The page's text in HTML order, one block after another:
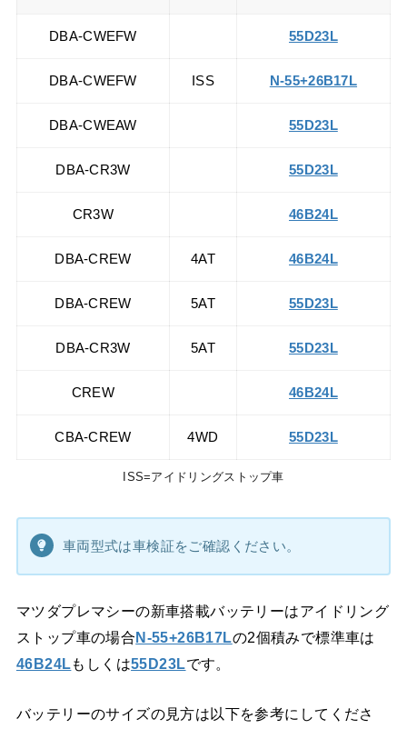
DBA-CWEFW 55D23L
DBA-CWEFW ISS N-55+26B17L
DBA-CWEAW 55D23L
DBA-CR3W 55D23L
CR3W 46B24L
DBA-CREW 4AT 46B24L
DBA-CREW 5AT 55D23L
DBA-CR3W 5AT 55D23L
CREW 46B24L
CBA-CREW 4WD 55D23L
ISS=アイドリングストップ車
車両型式は車検証をご確認ください。
マツダプレマシーの新車搭載バッテリーはアイドリング
ストップ車の場合N-55+26B17Lの2個積みで標準車は
46B24Lもしくは55D23Lです。
バッテリーのサイズの見方は以下を参考にしてくださ